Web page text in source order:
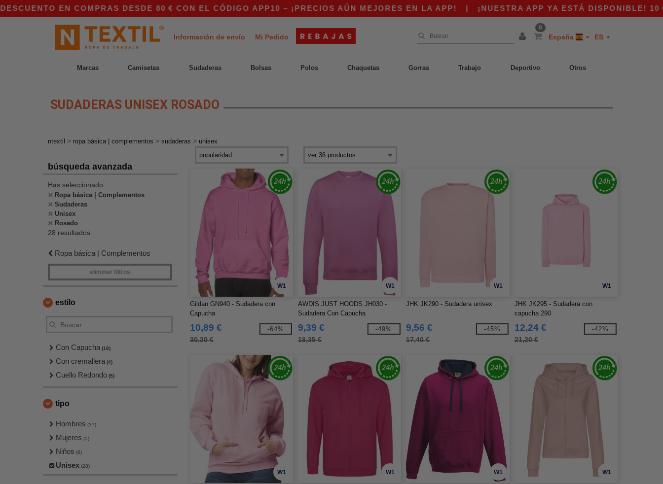
EN COMPRAS DESDE 80 € CON EL CÓDIGO APP10 – ¡PRECIOS AÚN MEJORES EN LA APP! |¡NUESTRA APP YA ESTÁ DISPONIBLE! 10 € DE
Información de envío Mi Pedido
0
España ES
Marcas Camisetas Sudaderas Bolsas Polos Chaquetas Gorras Trabajo Deportivo Otros
SUDADERAS UNISEX ROSADO
ntextil > ropa básica | complementos > sudaderas > unisex
búsqueda avanzada
Has seleccionado :
Ropa básica | Complementos
Sudaderas
Unisex
Rosado
28 resultados.
Ropa básica | Complementos
eliminar filtros
estilo
Con Capucha (18)
Con cremallera (4)
Cuello Redondo (5)
tipo
Hombres (37)
Mujeres (5)
Niños (6)
Unisex (28)
W1
Gildan GN940 - Sudadera con
Capucha
10,89 €
30,20 €
-64%
W1
AWDIS JUST HOODS JH030 -
Sudadera Con Capucha
9,39 €
18,35 €
-49%
W1
JHK JK290 - Sudadera unisex
9,56 €
17,40 €
-45%
W1
JHK JK295 - Sudadera con
capucha 290
12,24 €
21,20 €
-42%
W1 W1 W1 W1